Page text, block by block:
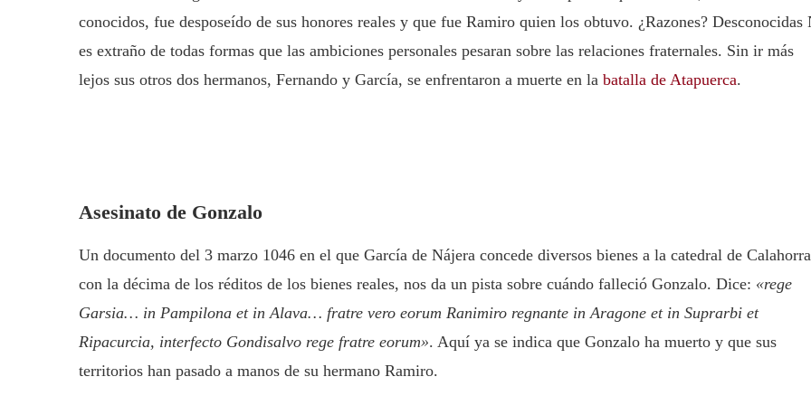
conocidos, fue desposeído de sus honores reales y que fue Ramiro quien los obtuvo. ¿Razones? Desconocidas
es extraño de todas formas que las ambiciones personales pesaran sobre las relaciones fraternales. Sin ir más
lejos sus otros dos hermanos, Fernando y García, se enfrentaron a muerte en la batalla de Atapuerca.
Asesinato de Gonzalo
Un documento del 3 marzo 1046 en el que García de Nájera concede diversos bienes a la catedral de
con la décima de los réditos de los bienes reales, nos da un pista sobre cuándo falleció Gonzalo. Dice: «rege
Garsia… in Pampilona et in Alava… fratre vero eorum Ranimiro regnante in Aragone et in Suprarbi et
Ripacurcia, interfecto Gondisalvo rege fratre eorum». Aquí ya se indica que Gonzalo ha muerto y que sus
territorios han pasado a manos de su hermano Ramiro.